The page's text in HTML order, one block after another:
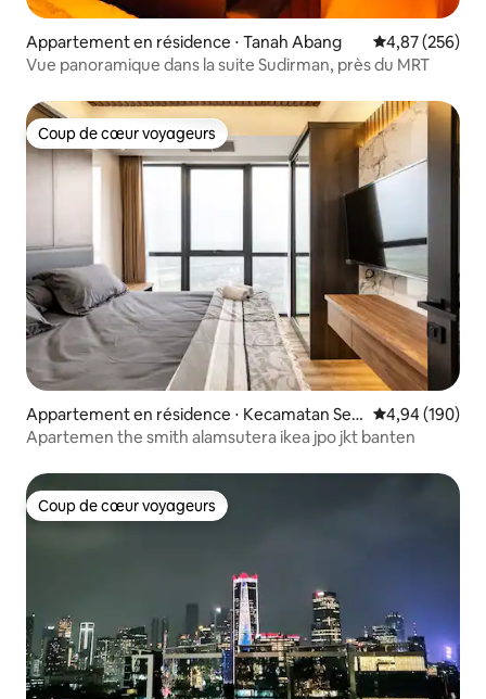
Appartement en résidence ⋅ Tanah Abang Évaluation
4,87 (256)
Vue panoramique dans la suite Sudirman, près du MRT
Coup de cœur voyageurs
Coup de cœur voyageurs
Appartement en résidence ⋅ Kecamatan Ser
pong Utara
Évaluation
4,94 (190)
Apartemen the smith alamsutera ikea jpo jkt banten
Coup de cœur voyageurs
Coup de cœur voyageurs